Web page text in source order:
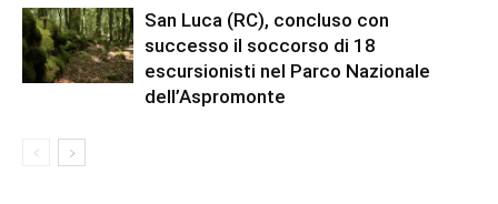
San Luca (RC), concluso con
successo il soccorso di 18
escursionisti nel Parco Nazionale
dell’Aspromonte